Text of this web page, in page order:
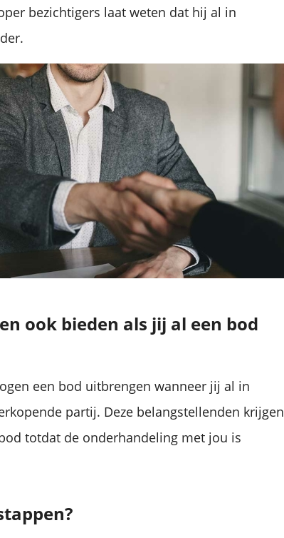
bezichtigers laat weten dat hij al in
ook bieden als jij al een bod
een bod uitbrengen wanneer jij al in
partij. Deze belangstellenden krijgen
totdat de onderhandeling met jou is